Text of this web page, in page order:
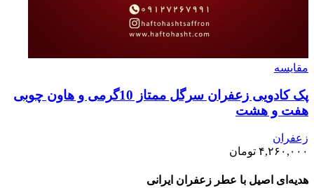
مقايسه
پک کادویی زعفران سرگل ممتاز 10گرمی و هاون چوبی
هفت و هشت
زعفران
۴,۲۶۰,۰۰۰ تومان
هدیه‌ای اصیل با عطر زعفران ایرانی